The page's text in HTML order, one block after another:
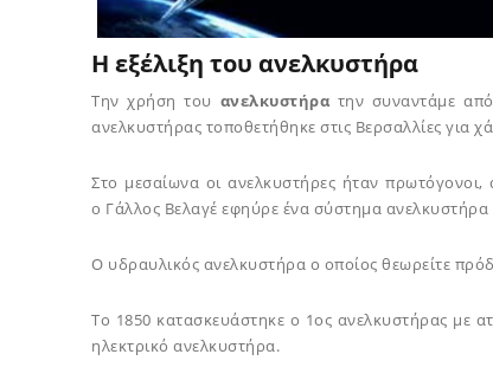
Η εξέλιξη του ανελκυστήρα
Την χρήση του ανελκυστήρα την συναντάμε
ανελκυστήρας τοποθετήθηκε στις Βερσαλλίες για
Στο μεσαίωνα οι ανελκυστήρες ήταν
ο Γάλλος Βελαγέ εφηύρε ένα σύστημα
Ο υδραυλικός ανελκυστήρα ο οποίος θεωρείτε
Το 1850 κατασκευάστηκε ο 1ος ανελκυστήρας με
ηλεκτρικό ανελκυστήρα.